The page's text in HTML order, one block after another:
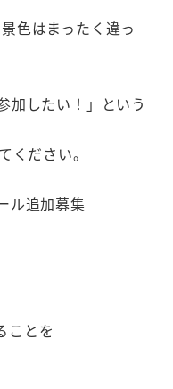
色はまったく違っ
加したい！」という
ください。
ル追加募集
ことを